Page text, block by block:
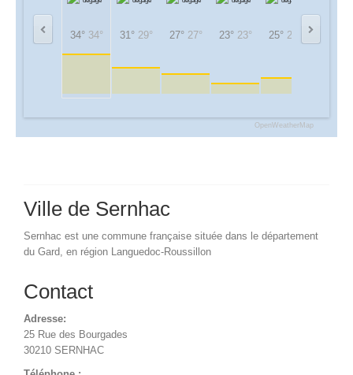
34° 34° 31° 29° 27° 27° 23° 23° 25° 25°
OpenWeatherMap
Ville de Sernhac
Sernhac est une commune française située dans le département
du Gard, en région Languedoc-Roussillon
Contact
Adresse:
25 Rue des Bourgades
30210 SERNHAC